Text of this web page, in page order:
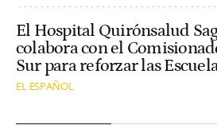
El Hospital Quirónsalud
colabora con el
Sur para reforzar las
EL ESPAÑOL